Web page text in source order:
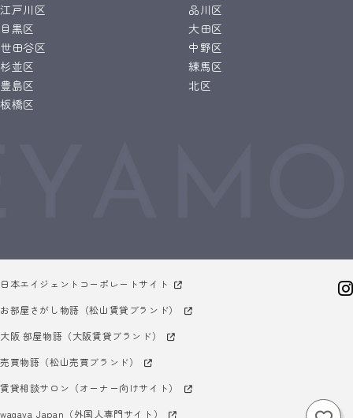
江戸川区
品川区
目黒区
大田区
世田谷区
中野区
杉並区
練馬区
豊島区
北区
板橋区
日本エイジェントコーポレートサイト
お部屋さがし物語（松山賃貸ブランド）
大阪 部屋物語（大阪賃貸ブランド）
売買物語（松山売買ブランド）
賃貸相談サロン（オーナー向けサイト）
wagaya Japan（外国人専門サイト）